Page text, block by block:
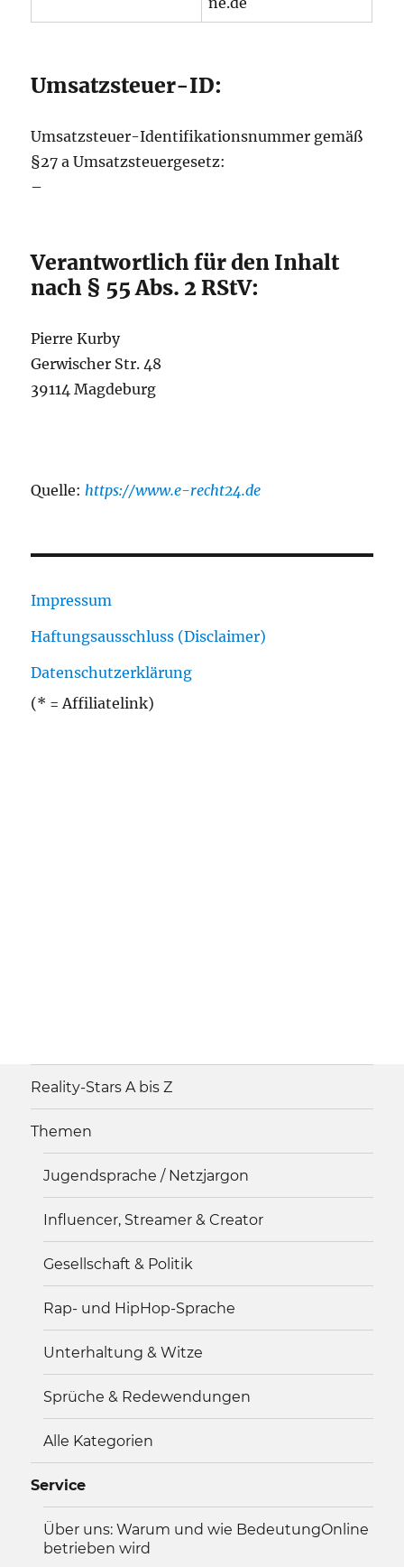
Umsatzsteuer-ID:
Umsatzsteuer-Identifikationsnummer gemäß
§27 a Umsatzsteuergesetz:
–
Verantwortlich für den Inhalt
nach § 55 Abs. 2 RStV:
Pierre Kurby
Gerwischer Str. 48
39114 Magdeburg
Quelle:https://www.e-recht24.de
Impressum
Haftungsausschluss (Disclaimer)
Datenschutzerklärung
(* = Affiliatelink)
Reality-Stars A bis Z
Themen
Jugendsprache / Netzjargon
Influencer, Streamer & Creator
Gesellschaft & Politik
Rap- und HipHop-Sprache
Unterhaltung & Witze
Sprüche & Redewendungen
Alle Kategorien
Service
Über uns: Warum und wie BedeutungOnline
betrieben wird